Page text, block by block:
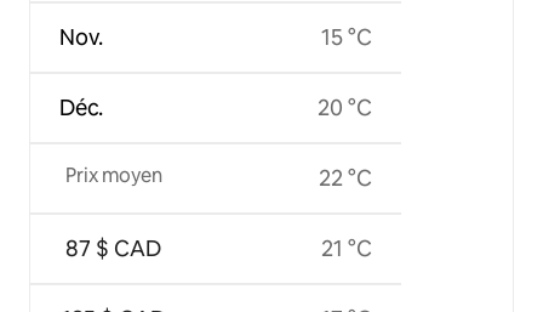
Nov.
Déc.
Prix moyen
87 $ CAD
15 °C
20 °C
22 °C
21 °C